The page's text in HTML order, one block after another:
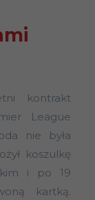
kontrakt
League
nie była
koszulkę
i po 19
kartką.